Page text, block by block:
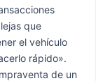
que
el vehículo
rápido».
de un